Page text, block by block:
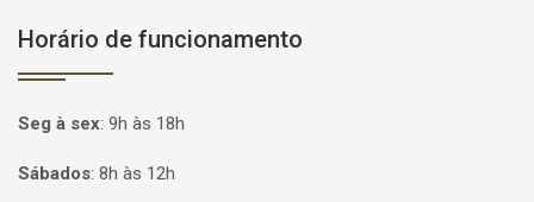
Horário de funcionamento
Seg à sex: 9h às 18h
Sábados: 8h às 12h